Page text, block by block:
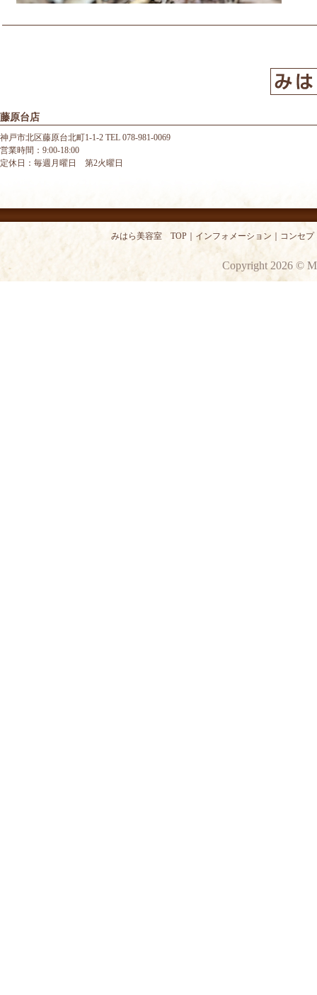
藤原台店
神戸市北区藤原台北町1-1-2 TEL 078-981-0069
営業時間：9:00-18:00
定休日：毎週月曜日 第2火曜日
みはら美容室 TOP インフォメーション コンセプ
Copyright 2026 ©